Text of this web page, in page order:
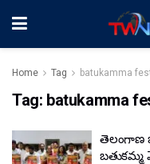
Home Tag batukamma
Tag: batukamma
తెలంగాణ
బతుకమ్మ